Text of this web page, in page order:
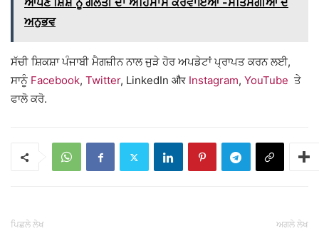
ਅਨੁਭਵ
ਸੱਚੀ ਸ਼ਿਕਸ਼ਾ ਪੰਜਾਬੀ ਮੈਗਜ਼ੀਨ ਨਾਲ ਜੁੜੇ ਹੋਰ ਅਪਡੇਟਾਂ ਪ੍ਰਾਪਤ ਕਰਨ ਲਈ,
ਸਾਨੂੰ Facebook, Twitter, LinkedIn और Instagram, YouTube ਤੇ
ਫਾਲੋ ਕਰੋ.
ਪਿਛਲੇ ਲੇਖ ਅਗਲੇ ਲੇਖ